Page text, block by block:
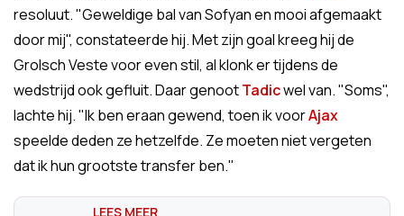
resoluut. "Geweldige bal van Sofyan en mooi afgemaakt
door mij", constateerde hij. Met zijn goal kreeg hij de
Grolsch Veste voor even stil, al klonk er tijdens de
wedstrijd ook gefluit. Daar genootTadicwel van. "Soms",
lachte hij. "Ik ben eraan gewend, toen ik voorAjax
speelde deden ze hetzelfde. Ze moeten niet vergeten
dat ik hun grootste transfer ben."